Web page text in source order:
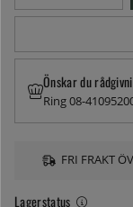
Lagerstatus
Önskar du
Ring 08-
FRI FRAKT